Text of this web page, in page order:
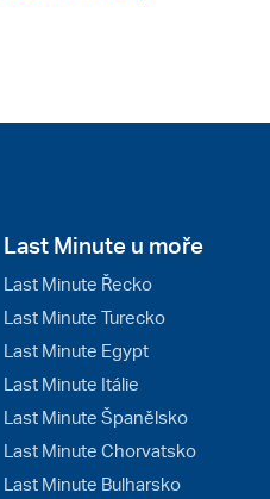
Last Minute u moře
Last Minute Řecko
Last Minute Turecko
Last Minute Egypt
Last Minute Itálie
Last Minute Španělsko
Last Minute Chorvatsko
Last Minute Bulharsko